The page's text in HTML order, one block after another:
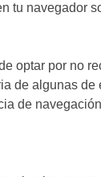
tu navegador
optar por no
de algunas de
de